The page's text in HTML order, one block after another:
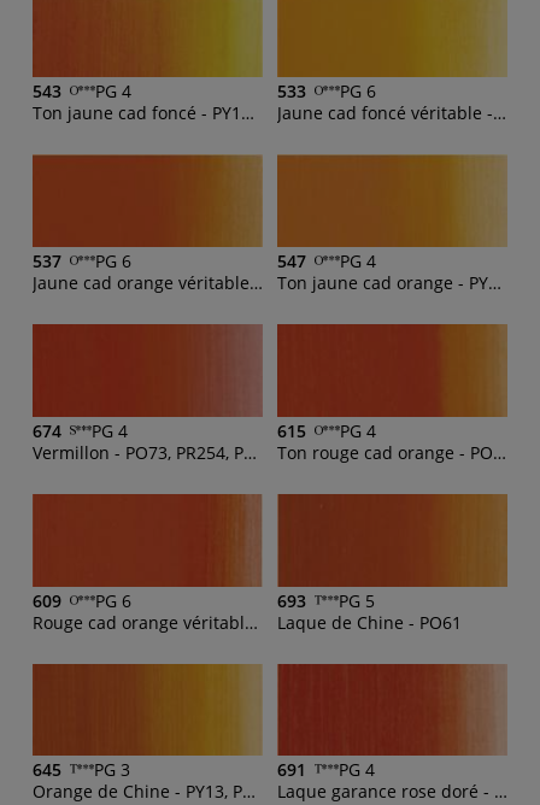
543
PG 4
Ton jaune cad foncé - PY154, PY83
533
PG 6
Jaune cad foncé véritable - PY35
537
PG 6
Jaune cad orange véritable - PY35, PO20
547
PG 4
Ton jaune cad orange - PY83, PO43
674
PG 4
Vermillon - PO73, PR254, PY1:1
615
PG 4
Ton rouge cad orange - PO13
609
PG 6
Rouge cad orange véritable - PO20
693
PG 5
Laque de Chine - PO61
645
PG 3
Orange de Chine - PY13, PY83
691
PG 4
Laque garance rose doré - PR209, PY83